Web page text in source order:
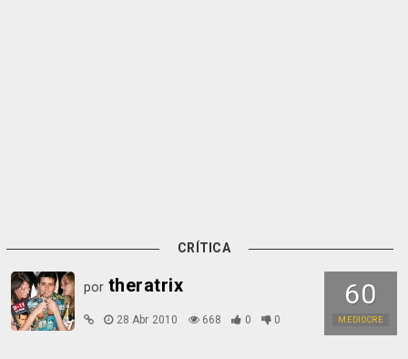
CRÍTICA
60
MEDIOCRE
por theratrix
28 Abr 2010 668 0 0